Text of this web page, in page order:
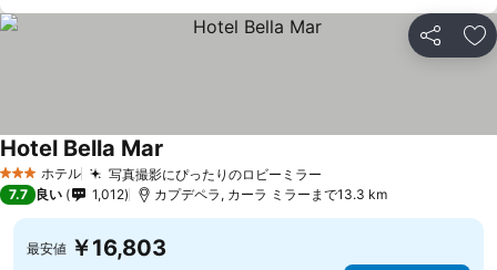
シェア お
3 ホテルのランク
ホテル 写真撮影にぴったりのロビーミラー
Hotel Bella Mar
7.7 良い 1,012 カプデペラ, カーラ ミラーまで13.3 km
最安値 ￥16,803